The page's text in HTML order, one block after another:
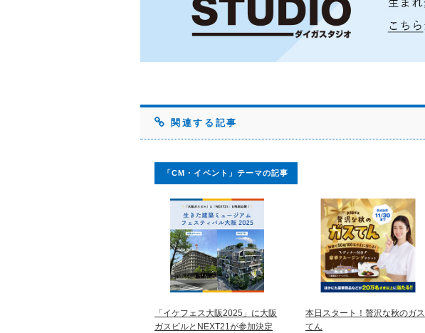
関連する記事
「CM・イベント」テーマの記事
「イケフェス大阪2025」に大阪
ガスビルとNEXT21が参加決定
本日スタート！贅沢な秋のガス
てん